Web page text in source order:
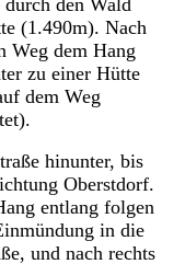
(1.490m). Nach
Weg dem Hang
zu einer Hütte
dem Weg
hinunter, bis
Oberstdorf.
entlang folgen
in die
und nach rechts